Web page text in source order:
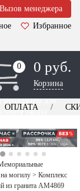
Вызов менеджера
Избранное
0
0 0 руб.
Корзина
менеджера для
заказа
ОПЛАТА
могилу > Комплекс
из гранита AM4869